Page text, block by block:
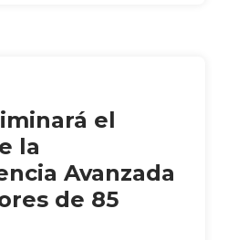
el
la
Avanzada
de 85